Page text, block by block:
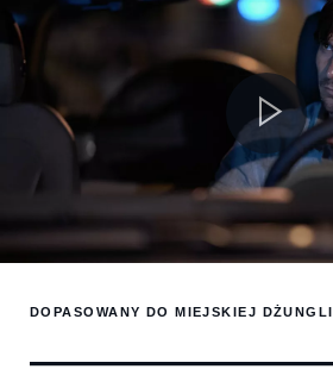
DOPASOWANY DO MIEJSKIEJ DŻUNGLI